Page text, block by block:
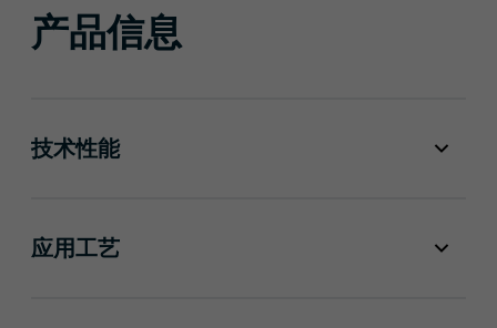
产品信息
技术性能
应用工艺